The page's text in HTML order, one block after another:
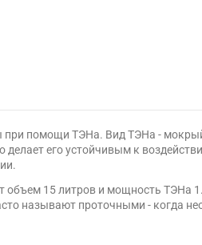
при помощи ТЭНа. Вид ТЭНа -
его устойчивым к
объем 15 литров и мощность ТЭНа
называют проточными - когда